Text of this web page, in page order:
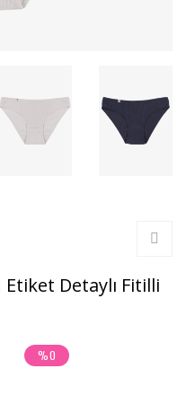
Detaylı Fitilli
%0